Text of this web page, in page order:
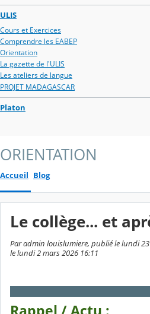
ULIS
Cours et Exercices
Comprendre les EABEP
Orientation
La gazette de l'ULIS
Les ateliers de langue
PROJET MADAGASCAR
Platon
ORIENTATION
Accueil Blog
Le collège... et
Par admin louislumiere, publié le lundi
le lundi 2 mars 2026 16:11